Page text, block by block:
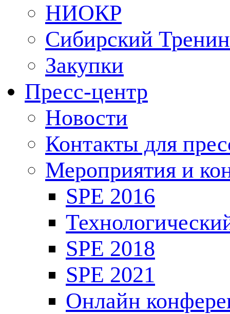
НИОКР
Сибирский
Закупки
Пресс-центр
Новости
Контакты для
Мероприятия и
SPE 2016
SPE 2018
SPE 2021
Онлайн